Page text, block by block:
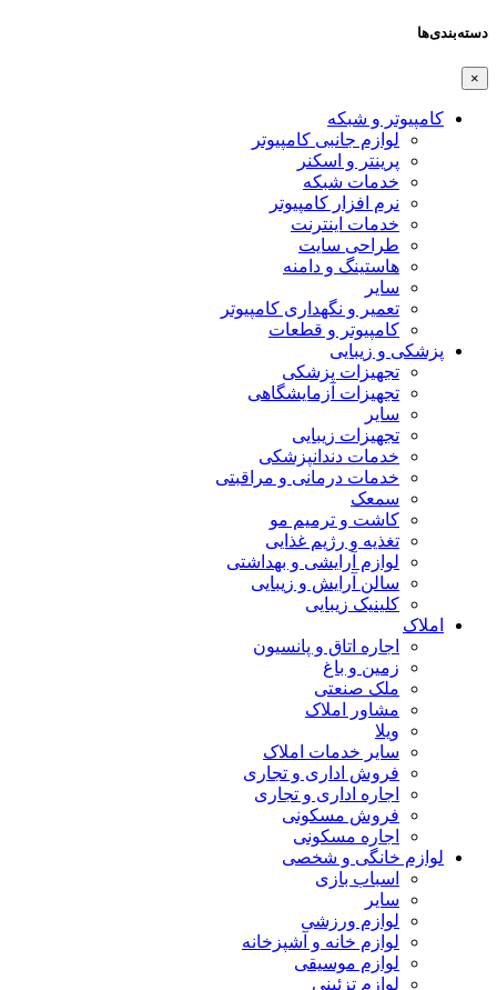
دسته‌بندی‌ها
×
کامپیوتر و شبکه
لوازم جانبی کامپیوتر
پرینتر و اسکنر
خدمات شبکه
نرم افزار کامپیوتر
خدمات اینترنت
طراحی سایت
هاستینگ و دامنه
سایر
تعمیر و نگهداری کامپیوتر
کامپیوتر و قطعات
پزشکی و زیبایی
تجهیزات پزشکی
تجهیزات آزمایشگاهی
سایر
تجهیزات زیبایی
خدمات دندانپزشکی
خدمات درمانی و مراقبتی
سمعک
کاشت و ترمیم مو
تغذیه و رژیم غذایی
لوازم آرایشی و بهداشتی
سالن آرایش و زیبایی
کلینیک زیبایی
املاک
اجاره اتاق و پانسیون
زمین و باغ
ملک صنعتی
مشاور املاک
ویلا
سایر خدمات املاک
فروش اداری و تجاری
اجاره اداری و تجاری
فروش مسکونی
اجاره مسکونی
لوازم خانگی و شخصی
اسباب بازی
سایر
لوازم ورزشی
لوازم خانه و آشپزخانه
لوازم موسیقی
لوازم تزئینی